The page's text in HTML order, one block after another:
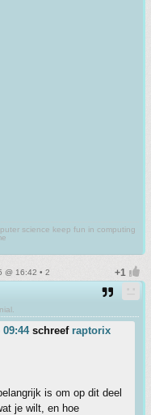
science keep fun in computing
@ 16:42 • 2
schreef raptorix
is om op dit deel
je wilt, en hoe